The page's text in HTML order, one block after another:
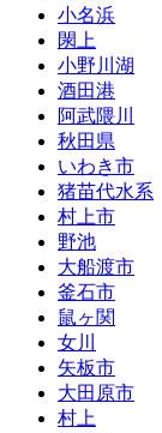
小名浜
閖上
小野川湖
酒田港
阿武隈川
秋田県
いわき市
猪苗代水系
村上市
野池
大船渡市
釜石市
鼠ヶ関
女川
矢板市
大田原市
村上